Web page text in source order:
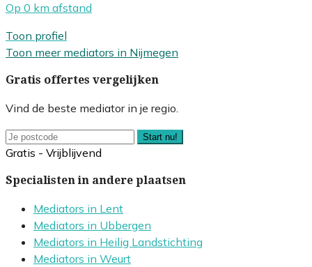
Op 0 km afstand
Toon profiel
Toon meer mediators in Nijmegen
Gratis offertes vergelijken
Vind de beste mediator in je regio.
Start nu!
Gratis - Vrijblijvend
Specialisten in andere plaatsen
Mediators in Lent
Mediators in Ubbergen
Mediators in Heilig Landstichting
Mediators in Weurt